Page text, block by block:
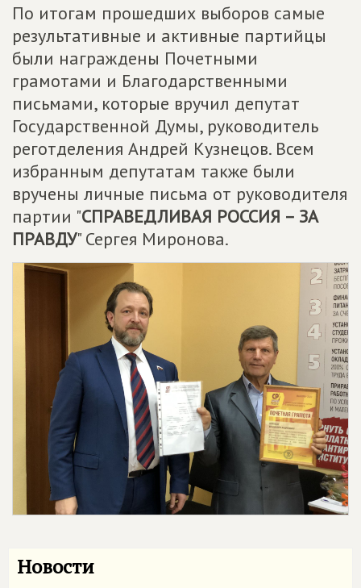
По итогам прошедших выборов самые
результативные и активные партийцы
были награждены Почетными
грамотами и Благодарственными
письмами, которые вручил депутат
Государственной Думы, руководитель
реготделения Андрей Кузнецов. Всем
избранным депутатам также были
вручены личные письма от руководителя
партии "СПРАВЕДЛИВАЯ РОССИЯ – ЗА
ПРАВДУ" Сергея Миронова.
Новости